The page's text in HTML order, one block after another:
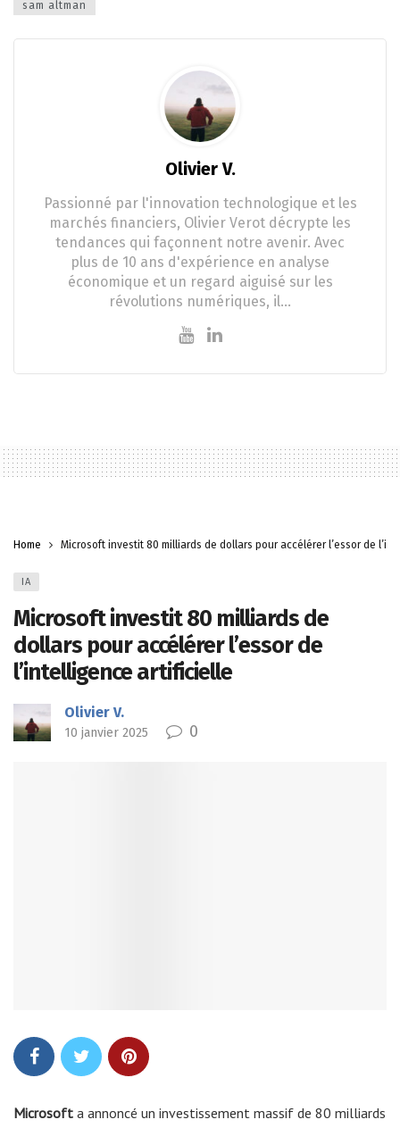
sam altman
Olivier V.
Passionné par l'innovation technologique et les
marchés financiers, Olivier Verot décrypte les
tendances qui façonnent notre avenir. Avec
plus de 10 ans d'expérience en analyse
économique et un regard aiguisé sur les
révolutions numériques, il…
Home Microsoft investit 80 milliards de dollars pour accélérer l’essor de
IA
Microsoft investit 80 milliards de
dollars pour accélérer l’essor de
l’intelligence artificielle
Olivier V.
10 janvier 2025 0
Microsoft a annoncé un investissement massif de 80 milliards